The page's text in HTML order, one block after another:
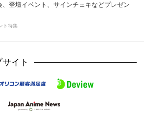
、登壇イベント、サインチェキなどプレゼン
ト特集
イト